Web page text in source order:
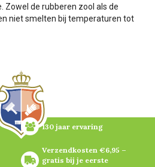
Zowel de rubberen zool als de
niet smelten bij temperaturen tot
130 jaar ervaring
Verzendkosten €6,95 –
gratis bij je eerste